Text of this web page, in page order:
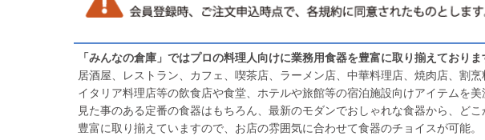
「みんなの倉庫」ではプロの料理人向けに業務用食器を豊富に取り揃えておりま
居酒屋、レストラン、カフェ、喫茶店、ラーメン店、中華料理店、焼肉店、割
イタリア料理店等の飲食店や食堂、ホテルや旅館等の宿泊施設向けアイテムを美
見た事のある定番の食器はもちろん、最新のモダンでおしゃれな食器から、ど
豊富に取り揃えていますので、お店の雰囲気に合わせて食器のチョイスが可能。